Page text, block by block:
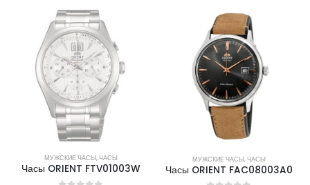
НЕТ В НАЛИЧИИ
МУЖСКИЕ ЧАСЫ,ЧАСЫ
Часы ORIENT FTV01003W
МУЖСКИЕ ЧАСЫ,ЧАСЫ
Часы ORIENT FAC08003A0